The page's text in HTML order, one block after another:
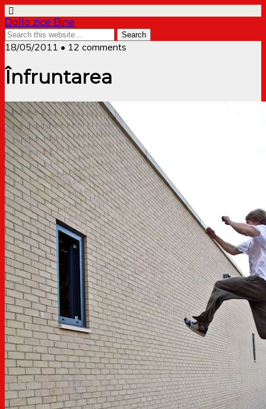
Dollo zice Bine
18/05/2011 • 12 comments
Înfruntarea